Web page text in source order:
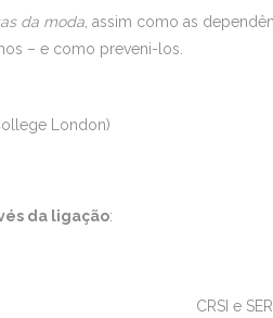
da moda , assim como as
– e como preveni-los.
London)
da ligação:
CRSI e